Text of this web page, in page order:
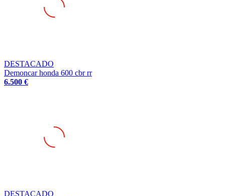
Demoncar honda 600 cbr rr
6.500 €
Demoncar suzuki k5 600